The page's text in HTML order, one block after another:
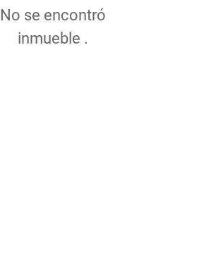
No se encontró
inmueble .